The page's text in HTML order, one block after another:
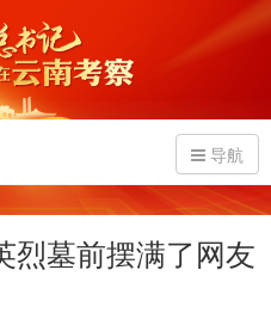
导航
烈墓前摆满了网友